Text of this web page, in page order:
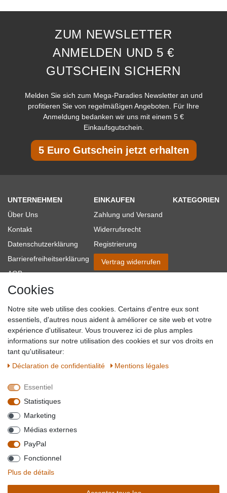
ZUM NEWSLETTER
ANMELDEN UND 5 €
GUTSCHEIN SICHERN
Melden Sie sich zum Mega-Paradies Newsletter an und
profitieren Sie von regelmäßigen Angeboten. Für Ihre
Anmeldung bedanken wir uns mit einem 5 €
Einkaufsgutschein.
5 Euro Gutschein jetzt erhalten
UNTERNEHMEN
Über Uns
Kontakt
Datenschutzerklärung
Barrierefreiheitserklärung
AGB
Impressum
Blog
EINKAUFEN
Zahlung und Versand
Widerrufsrecht
Registrierung
Vertrag widerrufen
KATEGORIEN
SICHER EINKAUFEN
QUALITÄT
BESUCHEN SIE UNS AUF
WIR AKZEPTIEREN
*Alle Preise verstehen sich inkl. MwSt. zzgl. Versandkosten. **Gilt für Lieferungen
innerhalb deutschlands, Lieferzeiten für andere Länder entnehmen Sie bitte der
Schaltfäche mit denVersandinformationen. *** Bei den ausgewiesenen Versandkosten
Cookies
Notre site web utilise des cookies. Certains d'entre eux sont
essentiels, d'autres nous aident à améliorer ce site web et votre
expérience d'utilisateur. Vous trouverez ici de plus amples
informations sur notre utilisation des cookies et sur vos droits en
tant qu'utilisateur:
Déclaration de confidentialité
Mentions légales
Essentiel
Statistiques
Marketing
Médias externes
PayPal
Fonctionnel
Plus de détails